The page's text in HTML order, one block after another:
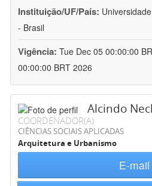
Instituição/UF/País:
- Brasil
Vigência: Tue Dec 05 00:00:00
00:00:00 BRT 2026
Alcindo
COORDENADOR(A)
CIÊNCIAS SOCIAIS APLICADAS
Arquitetura e Urbanismo
E-mail